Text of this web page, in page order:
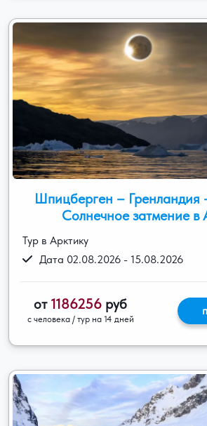
Шпицберген – Гренландия
Солнечное затмение в
Тур в Арктику
Дата 02.08.2026 - 15.08.2026
от 1186256 руб
с человека / тур на 14 дней